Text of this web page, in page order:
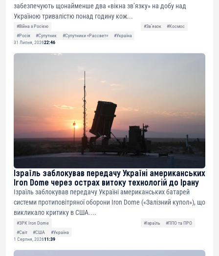
забезпечують щонайменше два «вікна зв’язку» на добу над
Україною тривалістю понад годину кож...
#Війна з Росією #Звʼязок
#Космос
#Росія
#Супутник #Супутники «Рассвет»
#Україна
31 Липня, 202622:46
Ізраїль заблокував передачу Україні американських
Iron Dome через острах витоку технологій до Ірану
Ізраїль заблокував передачу Україні американських батарей
системи протиповітряної оборони Iron Dome («Залізний купол»), що
викликало критику в США....
#ЗРК Iron Dome #Ізраїль
#ППО та ПРО
#Світ
#США
#Україна
1 Серпня, 202611:39